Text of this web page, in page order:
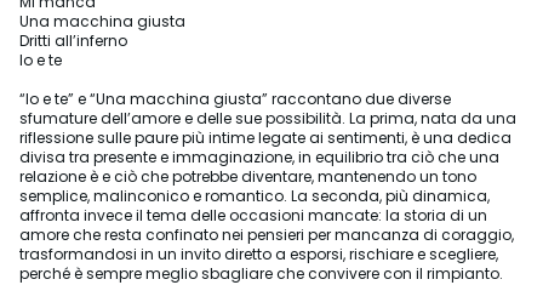
Una macchina giusta
Dritti all’inferno
Io e te
“Io e te” e “Una macchina giusta” raccontano due diverse
sfumature dell’amore e delle sue possibilità. La prima, nata da una
riflessione sulle paure più intime legate ai sentimenti, è una dedica
divisa tra presente e immaginazione, in equilibrio tra ciò che una
relazione è e ciò che potrebbe diventare, mantenendo un tono
semplice, malinconico e romantico. La seconda, più dinamica,
affronta invece il tema delle occasioni mancate: la storia di un
amore che resta confinato nei pensieri per mancanza di coraggio,
trasformandosi in un invito diretto a esporsi, rischiare e scegliere,
perché è sempre meglio sbagliare che convivere con il rimpianto.